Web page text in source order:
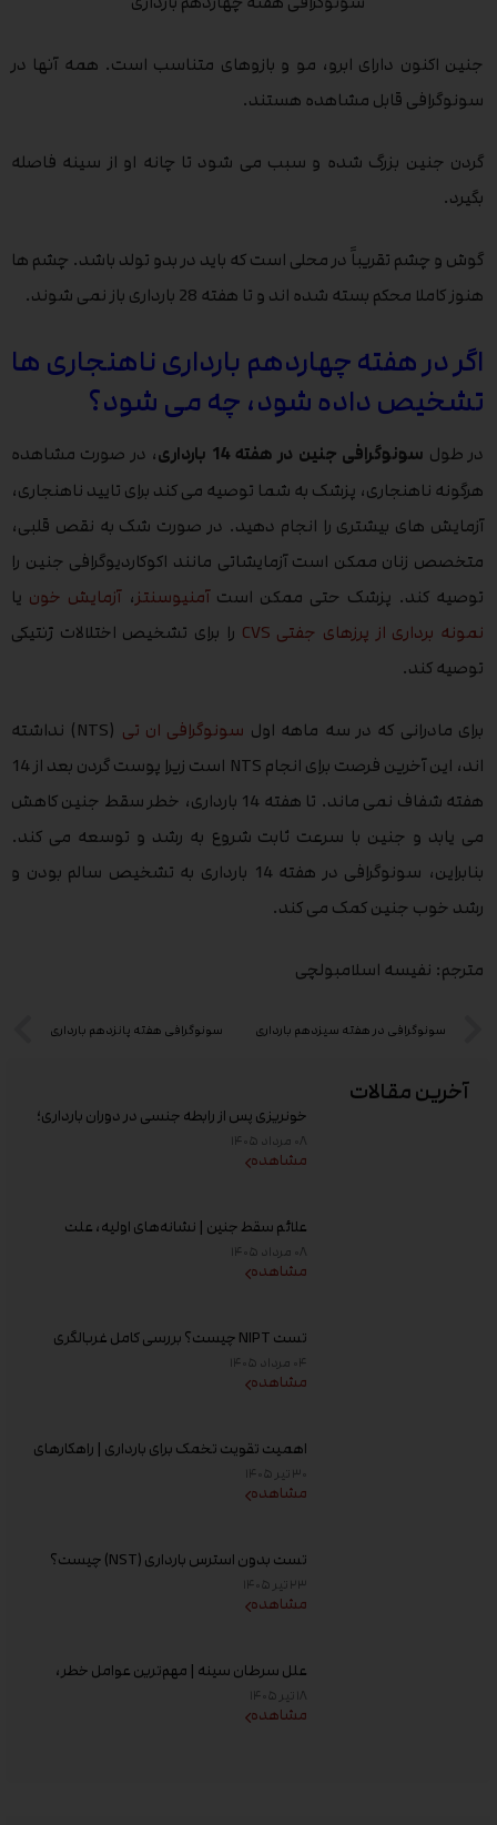
آخرین مقالات
خونریزی پس از رابطه جنسی در دوران بارداری؛
علت و زمان مراجعه به پزشک
۰۸ مرداد ۱۴۰۵
مشاهده
علائم سقط جنین | نشانه‌های اولیه، علت
خونریزی، عوامل خطر و زمان مراجعه به پزشک
۰۸ مرداد ۱۴۰۵
مشاهده
تست NIPT چیست؟ بررسی کامل غربالگری
غیر تهاجمی پیش از تولد، زمان انجام و تفسیر
جواب
۰۴ مرداد ۱۴۰۵
مشاهده
اهمیت تقویت تخمک برای بارداری | راهکارهای
افزایش کیفیت تخمک و شانس باروری
۳۰ تیر ۱۴۰۵
مشاهده
تست بدون استرس بارداری (NST) چیست؟
زمان انجام و تفسیر نتیجه
۲۳ تیر ۱۴۰۵
مشاهده
علل سرطان سینه | مهم‌ترین عوامل خطر،
دلایل ابتلا و روش‌های پیشگیری
۱۸ تیر ۱۴۰۵
مشاهده
جنین اکنون دارای ابرو، مو و بازوهای متناسب است. همه آنها در
سونوگرافی قابل مشاهده هستند.
گردن جنین بزرگ شده و سبب می شود تا چانه او از سینه فاصله
بگیرد.
گوش و چشم تقریباً در محلی است که باید در بدو تولد باشد. چشم ها
هنوز کاملا محکم بسته شده اند و تا هفته 28 بارداری باز نمی شوند.
اگر در هفته چهاردهم بارداری ناهنجاری ها
تشخیص داده شود، چه می شود؟
در طول سونوگرافی جنین در هفته 14 بارداری
، در صورت مشاهده
هرگونه ناهنجاری، پزشک به شما توصیه می کند برای تایید ناهنجاری،
آزمایش های بیشتری را انجام دهید. در صورت شک به نقص قلبی،
متخصص زنان ممکن است آزمایشاتی مانند اکوکاردیوگرافی جنین را
توصیه کند. پزشک حتی ممکن استآمنیوسنتز،آزمایش خون یا
نمونه برداری از پرزهای جفتی CVS
را برای تشخیص اختلالات ژنتیکی
توصیه کند.
برای مادرانی که در سه ماهه اول سونوگرافی ان تی
(NTS) نداشته
اند، این آخرین فرصت برای انجام NTS است زیرا پوست گردن بعد از 14
هفته شفاف نمی ماند. تا هفته 14 بارداری، خطر سقط جنین کاهش
می یابد و جنین با سرعت ثابت شروع به رشد و توسعه می کند.
بنابراین، سونوگرافی در هفته 14 بارداری به تشخیص سالم بودن و
رشد خوب جنین کمک می کند.
مترجم: نفیسه اسلامبولچی
سونوگرافی در هفته سیزدهم بارداری سونوگرافی هفته پانزدهم بارداری